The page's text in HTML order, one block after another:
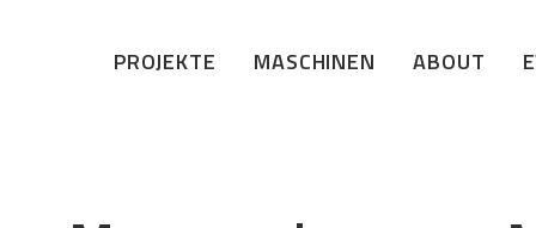
PROJEKTE MASCHINEN ABOUT